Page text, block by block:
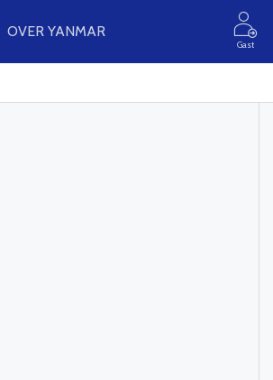
OVER YANMAR
Gast